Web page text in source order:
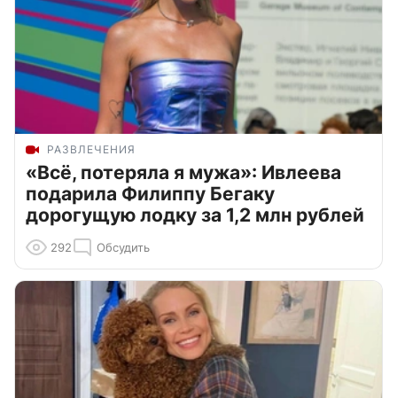
РАЗВЛЕЧЕНИЯ
«Всё, потеряла я мужа»: Ивлеева
подарила Филиппу Бегаку
дорогущую лодку за 1,2 млн рублей
292 Обсудить